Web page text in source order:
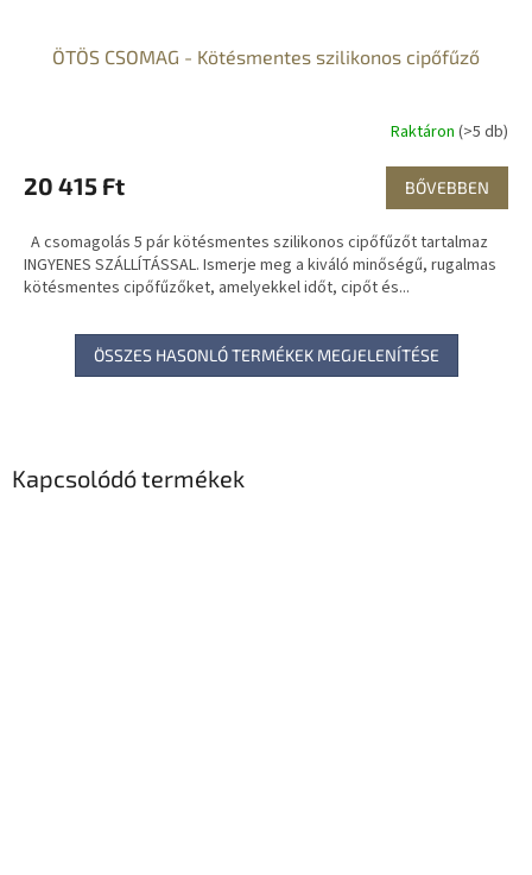
Kapcsolódó termékek
ÖTÖS CSOMAG - Kötésmentes szilikonos cipőfűző
Raktáron (>5 db)
20 415 Ft BŐVEBBEN
A csomagolás 5 pár kötésmentes szilikonos cipőfűzőt tartalmaz
INGYENES SZÁLLÍTÁSSAL. Ismerje meg a kiváló minőségű, rugalmas
kötésmentes cipőfűzőket, amelyekkel időt, cipőt és...
ÖSSZES HASONLÓ TERMÉKEK MEGJELENÍTÉSE